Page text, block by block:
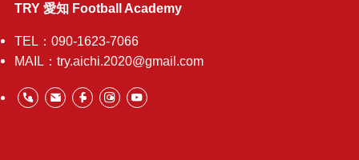
TRY 愛知 Football Academy
TEL：090-1623-7066
MAIL：try.aichi.2020@gmail.com